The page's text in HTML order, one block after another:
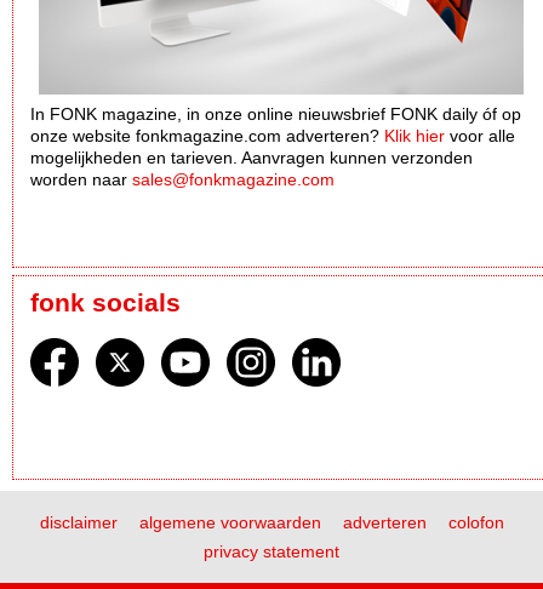
In FONK magazine, in onze online nieuwsbrief FONK daily óf op
onze website fonkmagazine.com adverteren? Klik hier voor alle
mogelijkheden en tarieven. Aanvragen kunnen verzonden
worden naar sales@fonkmagazine.com
fonk socials
disclaimer algemene voorwaarden adverteren
colofon
privacy statement